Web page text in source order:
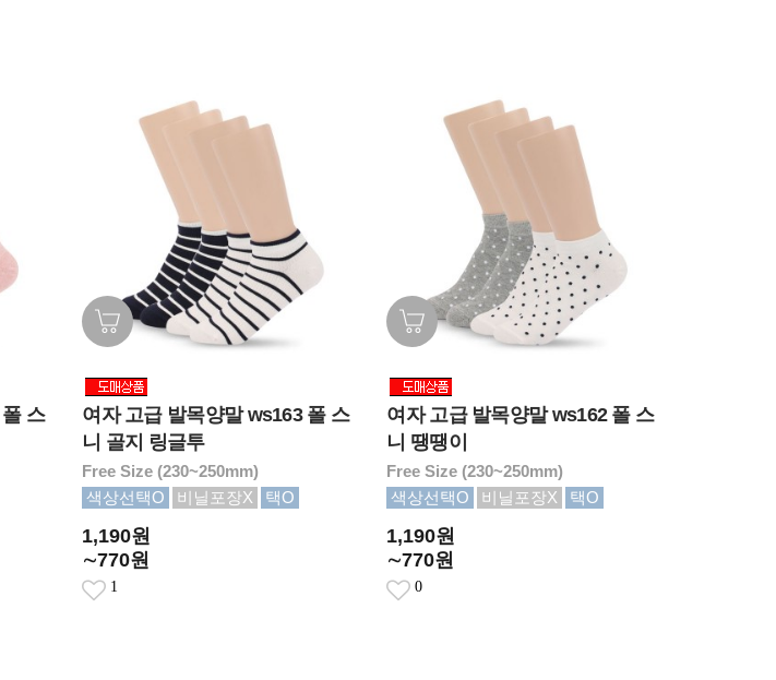
스
여자 고급 발목양말 ws163 폴 스
니 골지 링글투
Free Size (230~250mm)
색상선택O
비닐포장X 택O
1,190원
∼770원
1
여자 고급 발목양말 ws162 폴 스
니 땡땡이
Free Size (230~250mm)
색상선택O
비닐포장X 택O
1,190원
∼770원
0